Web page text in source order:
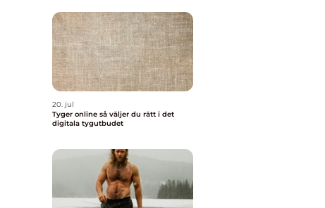
20. jul
Tyger online så väljer du rätt i det
digitala tygutbudet